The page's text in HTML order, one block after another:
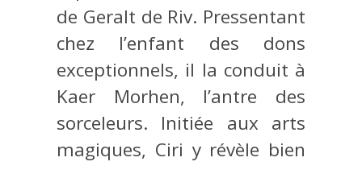
de Geralt de Riv. Pressentant
chez l’enfant des dons
exceptionnels, il la conduit à
Kaer Morhen, l’antre des
sorceleurs. Initiée aux arts
magiques, Ciri y révèle bien